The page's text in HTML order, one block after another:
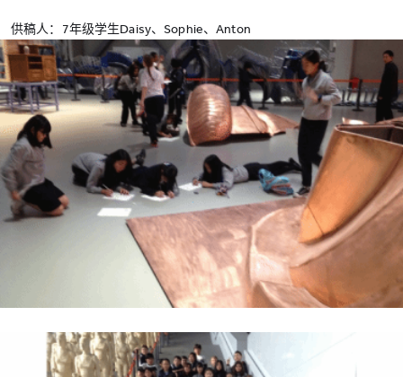
供稿人：7年级学生Daisy、Sophie、Anton